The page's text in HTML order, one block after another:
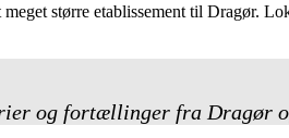
større etablissement til Dragør.
og fortællinger fra Dragør